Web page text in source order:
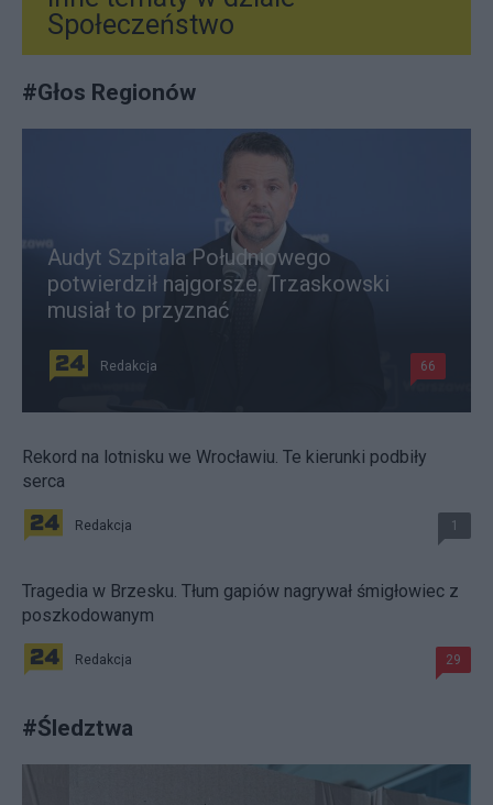
Społeczeństwo
#Głos Regionów
Audyt Szpitala Południowego
potwierdził najgorsze. Trzaskowski
musiał to przyznać
Redakcja 66
Rekord na lotnisku we Wrocławiu. Te kierunki podbiły
serca
Redakcja 1
Tragedia w Brzesku. Tłum gapiów nagrywał śmigłowiec z
poszkodowanym
Redakcja 29
#Śledztwa